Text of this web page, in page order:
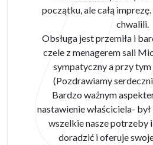
początku, ale całą
chwalili.
Obsługa jest przemiła i
czele z menagerem sali
sympatyczny a przy
(Pozdrawiamy
Bardzo ważnym
nastawienie właściciela-
wszelkie nasze potrzeby
doradzić i oferuje